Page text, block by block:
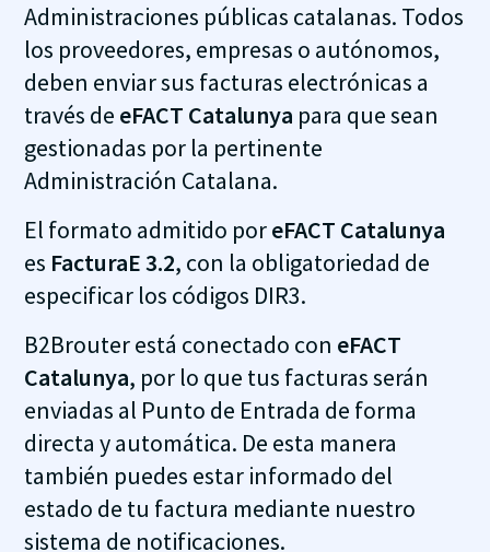
Administraciones públicas catalanas. Todos
los proveedores, empresas o autónomos,
deben enviar sus facturas electrónicas a
través de eFACT Catalunya para que sean
gestionadas por la pertinente
Administración Catalana.
El formato admitido poreFACT Catalunya
es FacturaE 3.2, con la obligatoriedad de
especificar los códigos DIR3.
B2Brouter está conectado con eFACT
Catalunya, por lo que tus facturas serán
enviadas al Punto de Entrada de forma
directa y automática. De esta manera
también puedes estar informado del
estado de tu factura mediante nuestro
sistema de notificaciones.